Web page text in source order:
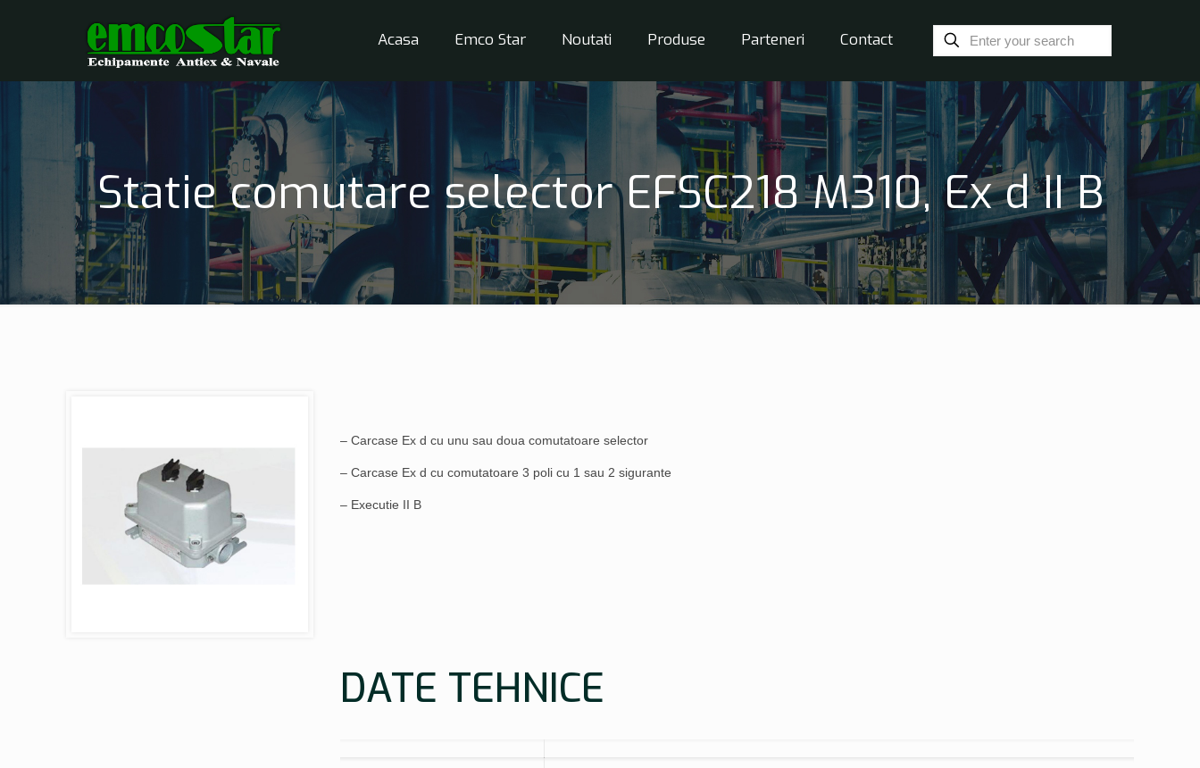
Acasa Emco Star Noutati Produse Parteneri Contact
Statie comutare selector EFSC218 M310, Ex d II B
– Carcase Ex d cu unu sau doua comutatoare selector
– Carcase Ex d cu comutatoare 3 poli cu 1 sau 2 sigurante
– Executie II B
DATE TEHNICE